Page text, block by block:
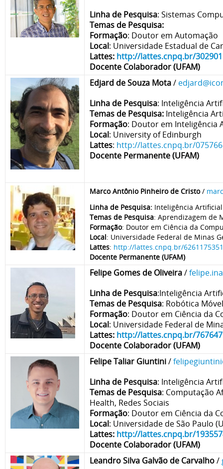
Linha de Pesquisa: Sistemas
Temas de Pesquisa:
Formação: Doutor em Automação
Local: Universidade Estadual de
Lattes: http://lattes.cnpq.br/
Docente Colaborador (UFAM)
Edjard de Souza Mota/
Linha de Pesquisa: Inteligência
Temas de Pesquisa: Inteligência
Formação: Doutor em Inteligência
Local: University of Edinburgh
Lattes: http://lattes.cnpq.br/
Docente Permanente (UFAM)
Marco Antônio Pinheiro de Cristo/
Linha de Pesquisa: Inteligência
Temas de Pesquisa: Aprendizagem de
Formação: Doutor em Ciência da
Local: Universidade Federal de Minas
Lattes: http://lattes.cnpq.br/
Docente Permanente (UFAM)
Felipe Gomes de Oliveira/
Linha de Pesquisa:Inteligência
Temas de Pesquisa: Robótica
Formação: Doutor em Ciência da
Local: Universidade Federal de
Lattes: http://lattes.cnpq.br/
Docente Colaborador (UFAM)
Felipe Taliar Giuntini/
Linha de Pesquisa: Inteligência
Temas de Pesquisa: Computação
Health, Redes Sociais
Formação: Doutor em Ciência da
Local: Universidade de São Paulo
Lattes: http://lattes.cnpq.br/
Docente Colaborador (UFAM)
Leandro Silva Galvão de Carvalho/